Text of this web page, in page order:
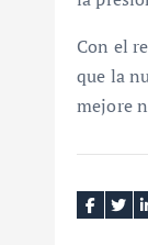
Con el
que la
mejore